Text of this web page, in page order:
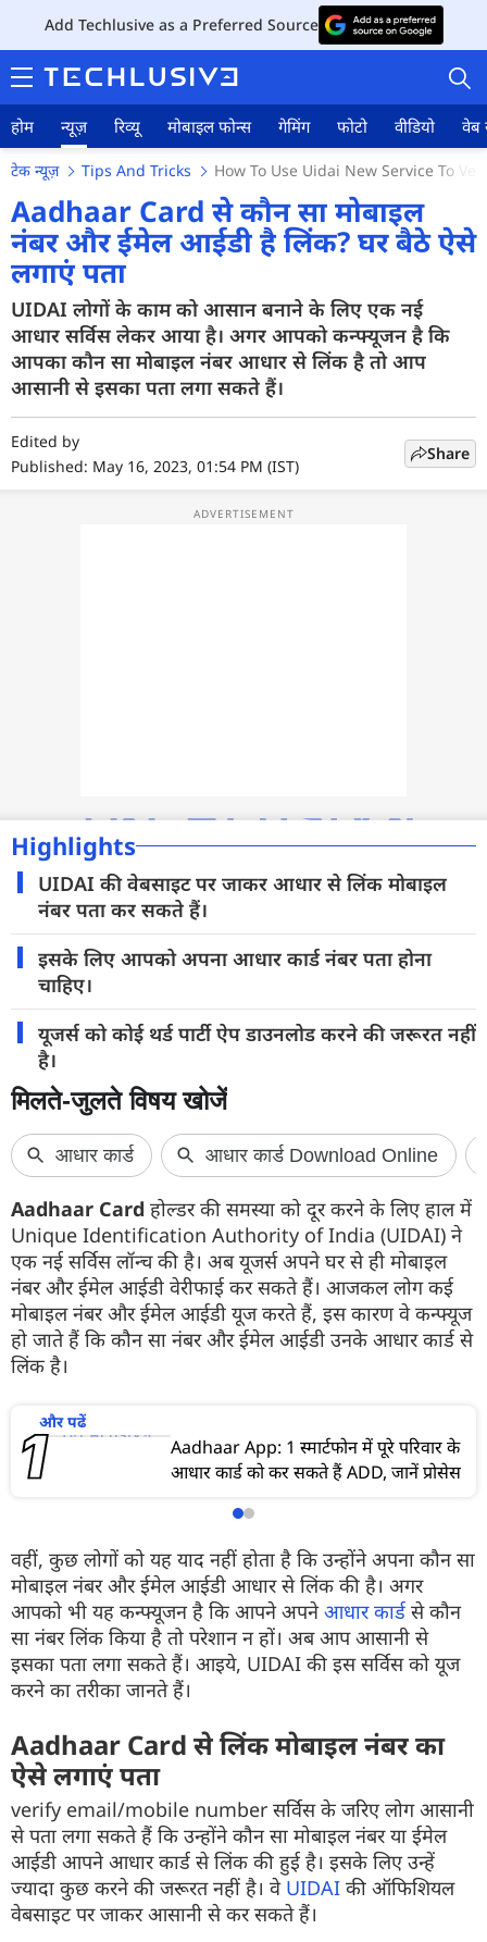
Add Techlusive as a Preferred Source
होम न्यूज़ रिव्यू मोबाइल फोन्स गेमिंग फोटो वीडियो वेब
होम
न्यूज़
रिव्यू
मोबाइल फोन्स
गेमिंग
टेक न्यूज़ Tips And Tricks How To Use Uidai New Service To
Aadhaar Card से कौन सा मोबाइल
नंबर और ईमेल आईडी है लिंक? घर बैठे ऐसे
लगाएं पता
UIDAI लोगों के काम को आसान बनाने के लिए एक नई
आधार सर्विस लेकर आया है। अगर आपको कन्फ्यूजन है कि
आपका कौन सा मोबाइल नंबर आधार से लिंक है तो आप
आसानी से इसका पता लगा सकते हैं।
Edited by
Published: May 16, 2023, 01:54 PM (IST)
Share
Highlights
UIDAI की वेबसाइट पर जाकर आधार से लिंक मोबाइल
नंबर पता कर सकते हैं।
इसके लिए आपको अपना आधार कार्ड नंबर पता होना
चाहिए।
यूजर्स को कोई थर्ड पार्टी ऐप डाउनलोड करने की जरूरत नहीं
है।
Aadhaar Card होल्डर की समस्या को दूर करने के लिए हाल में
Unique Identification Authority of India (UIDAI) ने
एक नई सर्विस लॉन्च की है। अब यूजर्स अपने घर से ही मोबाइल
नंबर और ईमेल आईडी वेरीफाई कर सकते हैं। आजकल लोग कई
मोबाइल नंबर और ईमेल आईडी यूज करते हैं, इस कारण वे कन्फ्यूज
हो जाते हैं कि कौन सा नंबर और ईमेल आईडी उनके आधार कार्ड से
लिंक है।
और पढें
Aadhaar App: 1 स्मार्टफोन में पूरे परिवार के
आधार कार्ड को कर सकते हैं ADD, जानें प्रोसेस
वहीं, कुछ लोगों को यह याद नहीं होता है कि उन्होंने अपना कौन सा
मोबाइल नंबर और ईमेल आईडी आधार से लिंक की है। अगर
आपको भी यह कन्फ्यूजन है कि आपने अपनेआधार कार्ड से कौन
सा नंबर लिंक किया है तो परेशान न हों। अब आप आसानी से
इसका पता लगा सकते हैं। आइये, UIDAI की इस सर्विस को यूज
करने का तरीका जानते हैं।
Aadhaar Card से लिंक मोबाइल नंबर का
ऐसे लगाएं पता
verify email/mobile number सर्विस के जरिए लोग आसानी
से पता लगा सकते हैं कि उन्होंने कौन सा मोबाइल नंबर या ईमेल
आईडी आपने आधार कार्ड से लिंक की हुई है। इसके लिए उन्हें
ज्यादा कुछ करने की जरूरत नहीं है। वे UIDAI की ऑफिशियल
वेबसाइट पर जाकर आसानी से कर सकते हैं।